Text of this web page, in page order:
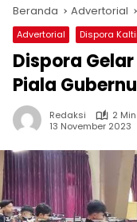
Beranda Advertorial
Advertorial Dispora
Dispora
Piala
Redaksi
2
13 November 2023